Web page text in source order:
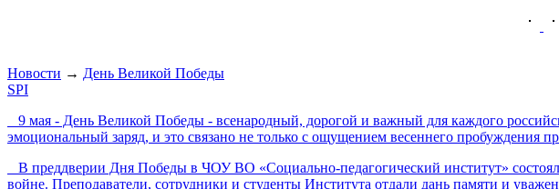
Новости → День Великой Победы
SPI
9 мая - День Великой Победы - всенародный, дорогой и важный для каждого
эмоциональный заряд, и это связано не только с ощущением весеннего
В преддверии Дня Победы в ЧОУ ВО «Социально-педагогический институт»
войне. Преподаватели, сотрудники и студенты Института отдали дань памяти и